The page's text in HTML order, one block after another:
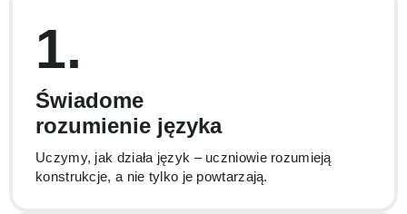
1.
Świadome
rozumienie języka
Uczymy, jak działa język – uczniowie rozumieją
konstrukcje, a nie tylko je powtarzają.